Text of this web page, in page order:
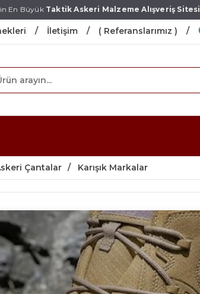
En BüyükTaktik Askeri Malzeme Alışveriş Sitesi
İletişim ( Referanslarımız )
Çantalar Karışık Markalar